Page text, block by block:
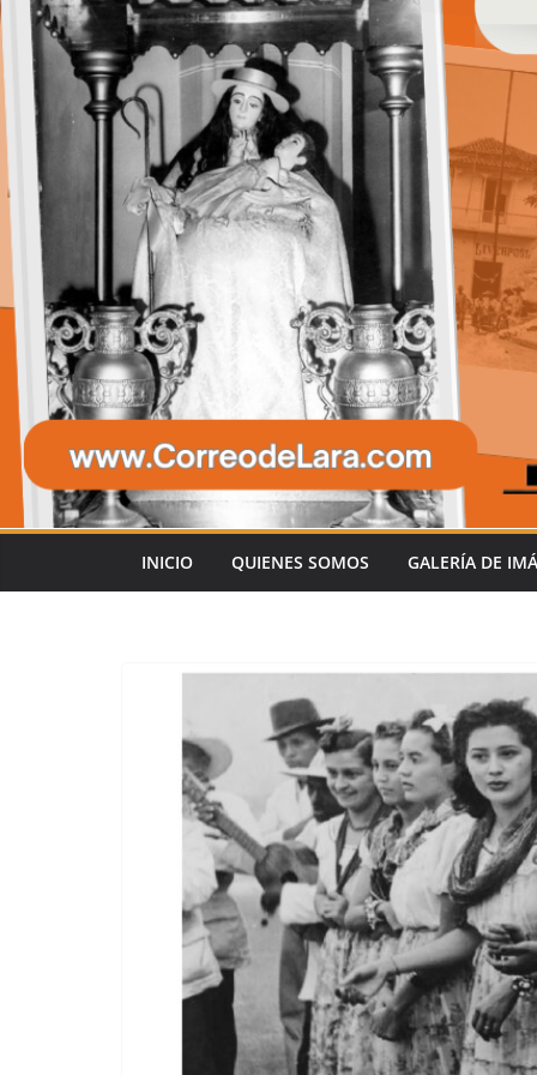
INICIO QUIENES SOMOS GALERÍA DE